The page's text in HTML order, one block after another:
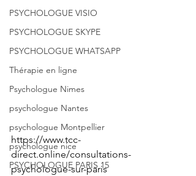
PSYCHOLOGUE VISIO
PSYCHOLOGUE SKYPE
PSYCHOLOGUE WHATSAPP
Thérapie en ligne
Psychologue Nimes
psychologue Nantes
psychologue Montpellier
psychologue nice
PSYCHOLOGUE PARIS 15
https://www.tcc-
direct.online/consultations-
psychologue-sur-paris